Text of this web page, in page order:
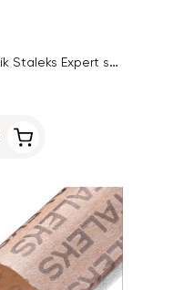
Brúsny papier PapmAm na pilník Staleks Expert so zrnitosťou 180, 7 m